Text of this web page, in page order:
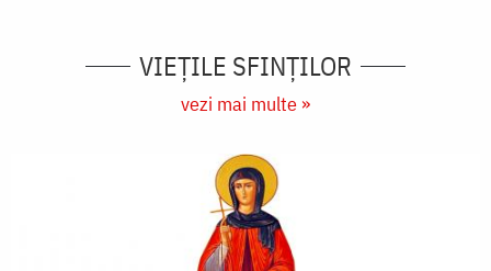
VIEŢILE SFINŢILOR
vezi mai multe »